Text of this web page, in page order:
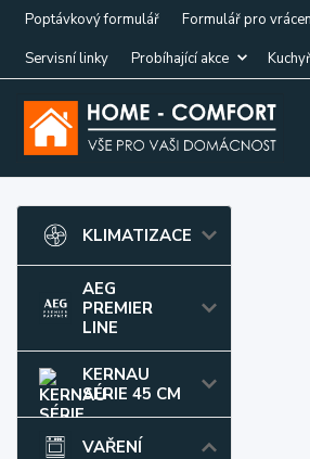
Poptávkový formulář Formulář pro
Servisní linky
Probíhající akce
KLIMATIZACE
AEG
PREMIER
LINE
KERNAU
SÉRIE 45 CM
VAŘENÍ